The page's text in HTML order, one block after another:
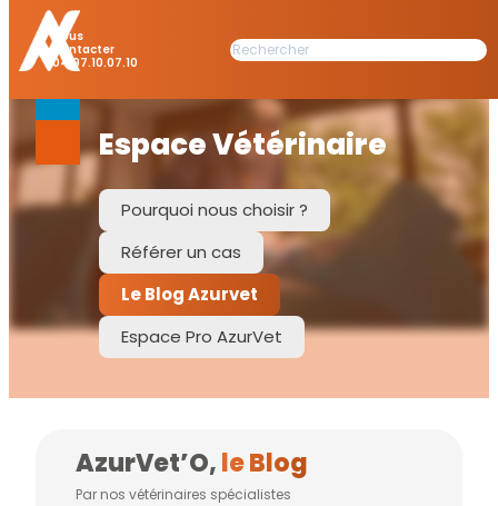
Nous
Contacter
04.97.10.07.10
Rechercher
Espace Vétérinaire
Pourquoi nous choisir ?
Référer un cas
Le Blog Azurvet
Espace Pro AzurVet
AzurVet’O,le Blog
Par nos vétérinaires spécialistes